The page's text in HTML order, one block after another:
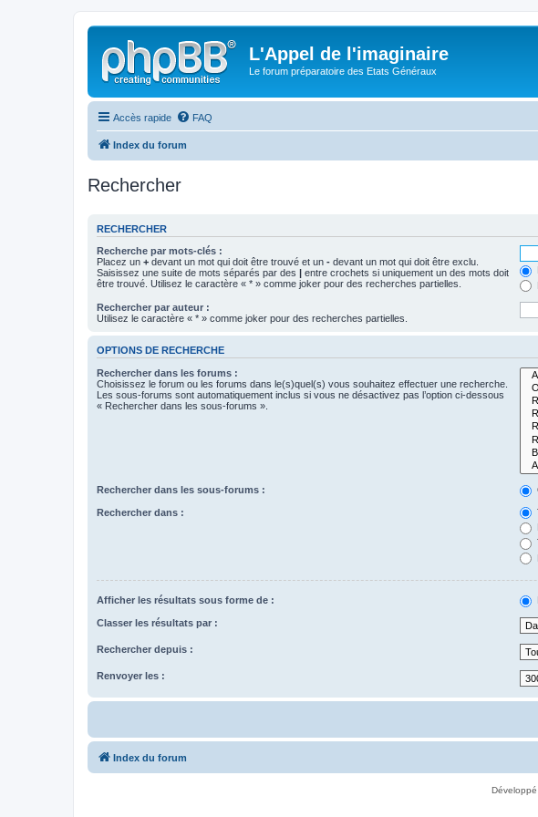
L'Appel de l'imaginaire
Le forum préparatoire des Etats Généraux
Accès rapide FAQ
Index du forum
Rechercher
RECHERCHER
Recherche par mots-clés :
Placez un + devant un mot qui doit être trouvé et un - devant un mot qui doit être exclu.
Saisissez une suite de mots séparés par des | entre crochets si uniquement un des mots doit
être trouvé. Utilisez le caractère « * » comme joker pour des recherches partielles.
Rechercher par auteur :
Utilisez le caractère « * » comme joker pour des recherches partielles.
OPTIONS DE RECHERCHE
Rechercher dans les forums :
Choisissez le forum ou les forums dans le(s)quel(s) vous souhaitez effectuer une recherche.
Les sous-forums sont automatiquement inclus si vous ne désactivez pas l’option ci-dessous
« Rechercher dans les sous-forums ».
Rechercher dans les sous-forums :
Rechercher dans :
Afficher les résultats sous forme de :
Classer les résultats par :
Rechercher depuis :
Renvoyer les :
Index du forum